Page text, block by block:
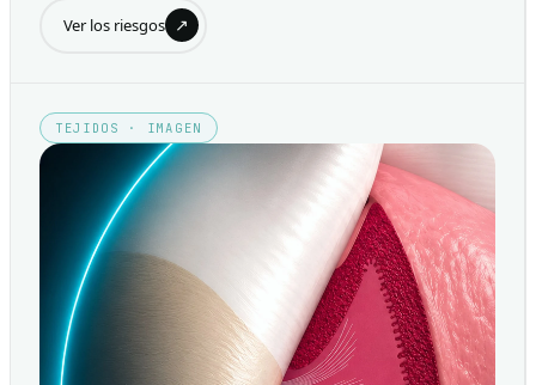
Ver los riesgos ↗
TEJIDOS · IMAGEN